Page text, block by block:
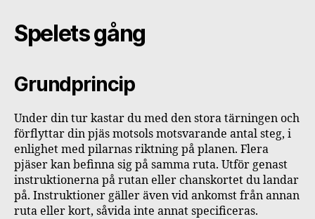
Spelets gång
Grundprincip
Under din tur kastar du med den stora tärningen och
förflyttar din pjäs motsols motsvarande antal steg, i
enlighet med pilarnas riktning på planen. Flera
pjäser kan befinna sig på samma ruta. Utför genast
instruktionerna på rutan eller chanskortet du landar
på. Instruktioner gäller även vid ankomst från annan
ruta eller kort, såvida inte annat specificeras.